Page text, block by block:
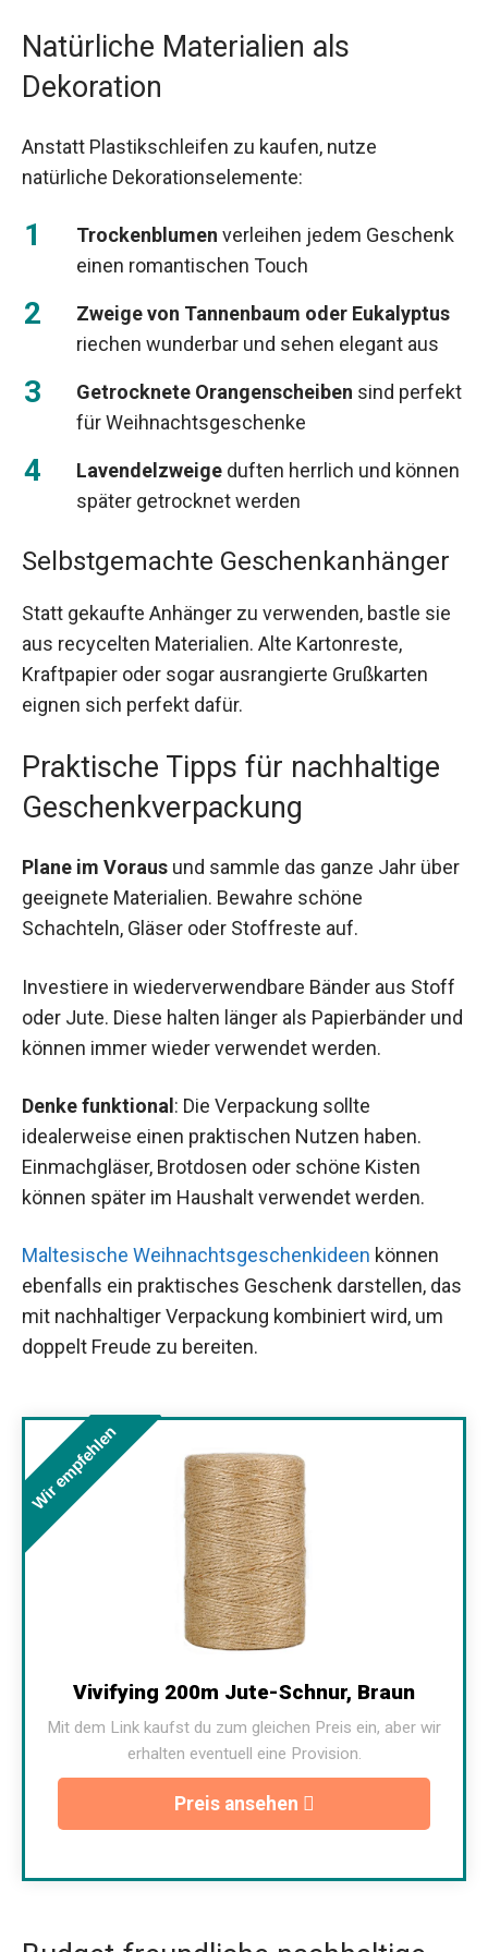
Natürliche Materialien als
Dekoration
Anstatt Plastikschleifen zu kaufen, nutze
natürliche Dekorationselemente:
Trockenblumen verleihen jedem Geschenk
einen romantischen Touch
Zweige von Tannenbaum oder Eukalyptus
riechen wunderbar und sehen elegant aus
Getrocknete Orangenscheiben sind perfekt
für Weihnachtsgeschenke
Lavendelzweige duften herrlich und können
später getrocknet werden
Selbstgemachte Geschenkanhänger
Statt gekaufte Anhänger zu verwenden, bastle sie
aus recycelten Materialien. Alte Kartonreste,
Kraftpapier oder sogar ausrangierte Grußkarten
eignen sich perfekt dafür.
Praktische Tipps für nachhaltige
Geschenkverpackung
Plane im Voraus und sammle das ganze Jahr über
geeignete Materialien. Bewahre schöne
Schachteln, Gläser oder Stoffreste auf.
Investiere in wiederverwendbare Bänder aus Stoff
oder Jute. Diese halten länger als Papierbänder und
können immer wieder verwendet werden.
Denke funktional: Die Verpackung sollte
idealerweise einen praktischen Nutzen haben.
Einmachgläser, Brotdosen oder schöne Kisten
können später im Haushalt verwendet werden.
Maltesische Weihnachtsgeschenkideen können
ebenfalls ein praktisches Geschenk darstellen, das
mit nachhaltiger Verpackung kombiniert wird, um
doppelt Freude zu bereiten.
Wir empfehlen
Vivifying 200m Jute-Schnur, Braun
Mit dem Link kaufst du zum gleichen Preis ein, aber wir
erhalten eventuell eine Provision.
Preis ansehen